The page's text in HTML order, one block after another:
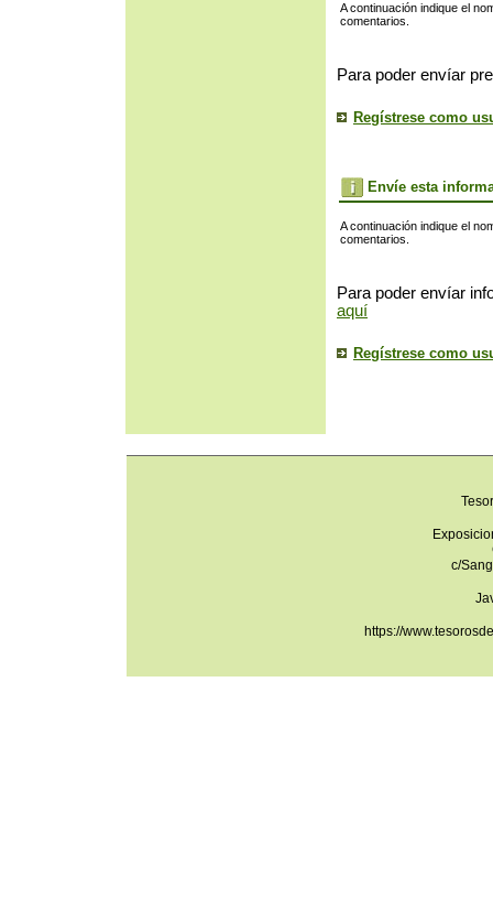
A continuación indique el
comentarios.
Para poder envíar
Regístrese como
Envíe esta
A continuación indique el
comentarios.
Para poder envíar
aquí
Regístrese como
c/
https://